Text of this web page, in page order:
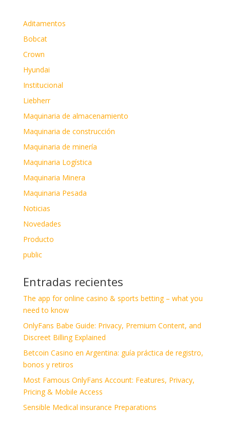
Aditamentos
Bobcat
Crown
Hyundai
Institucional
Liebherr
Maquinaria de almacenamiento
Maquinaria de construcción
Maquinaria de minería
Maquinaria Logística
Maquinaria Minera
Maquinaria Pesada
Noticias
Novedades
Producto
public
Entradas recientes
The app for online casino & sports betting – what you
need to know
OnlyFans Babe Guide: Privacy, Premium Content, and
Discreet Billing Explained
Betcoin Casino en Argentina: guía práctica de registro,
bonos y retiros
Most Famous OnlyFans Account: Features, Privacy,
Pricing & Mobile Access
Sensible Medical insurance Preparations